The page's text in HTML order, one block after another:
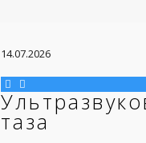
14.07.2026
таза